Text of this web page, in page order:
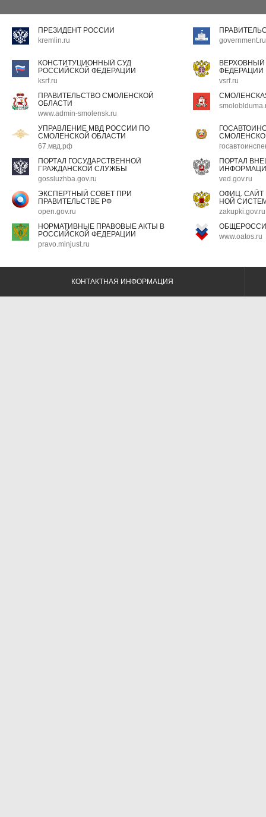
ПРЕЗИДЕНТ РОССИИ
kremlin.ru
government.ru
КОНСТИТУЦИОННЫЙ СУД
РОССИЙСКОЙ ФЕДЕРАЦИИ
ksrf.ru
ФЕДЕРАЦИИ
vsrf.ru
ПРАВИТЕЛЬСТВО СМОЛЕНСКОЙ
ОБЛАСТИ
www.admin-smolensk.ru
УПРАВЛЕНИЕ МВД РОССИИ ПО
СМОЛЕНСКОЙ ОБЛАСТИ
67.мвд.рф
ПОРТАЛ ГОСУДАРСТВЕННОЙ
ГРАЖДАНСКОЙ СЛУЖБЫ
gossluzhba.gov.ru
ПОРТАЛ
ved.gov.ru
ЭКСПЕРТНЫЙ СОВЕТ ПРИ
ПРАВИТЕЛЬСТВЕ РФ
open.gov.ru
ОФИЦ.
НОЙ
zakupki.gov.ru
НОРМАТИВНЫЕ ПРАВОВЫЕ АКТЫ В
РОССИЙСКОЙ ФЕДЕРАЦИИ
pravo.minjust.ru
www.oatos.ru
КОНТАКТНАЯ ИНФОРМАЦИЯ